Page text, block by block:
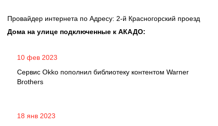
Провайдер интернета по Адресу: 2-й Красногорский проезд
Дома на улице подключенные к АКАДО:
10 фев 2023
Сервис Okko пополнил библиотеку контентом Warner
Brothers
18 янв 2023